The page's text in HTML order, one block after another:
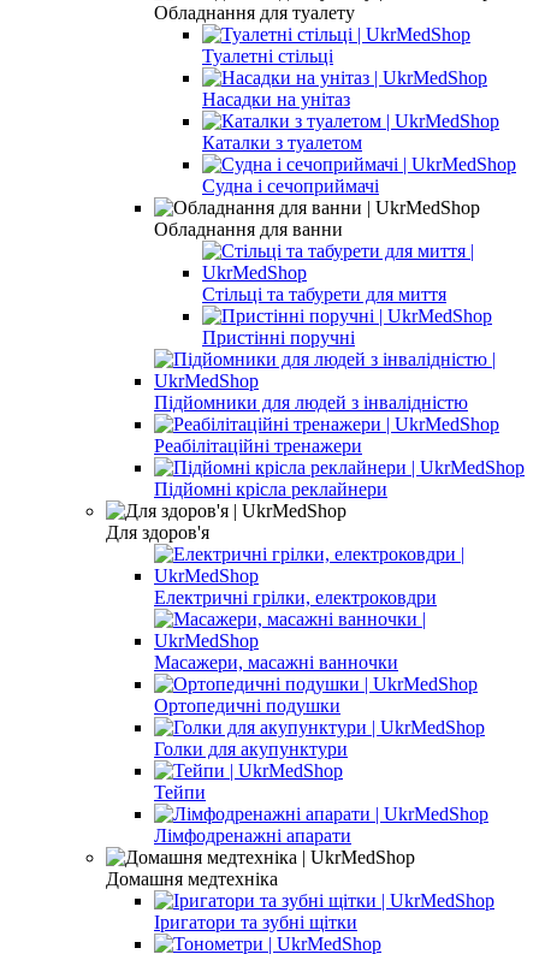
Обладнання для туалету
Туалетні стільці
Насадки на унітаз
Каталки з туалетом
Судна і сечоприймачі
Обладнання для ванни
Стільці та табурети для миття
Пристінні поручні
Підйомники для людей з інвалідністю
Реабілітаційні тренажери
Підйомні крісла реклайнери
Для здоров'я
Електричні грілки, електроковдри
Масажери, масажні ванночки
Ортопедичні подушки
Голки для акупунктури
Тейпи
Лімфодренажні апарати
Домашня медтехніка
Іригатори та зубні щітки